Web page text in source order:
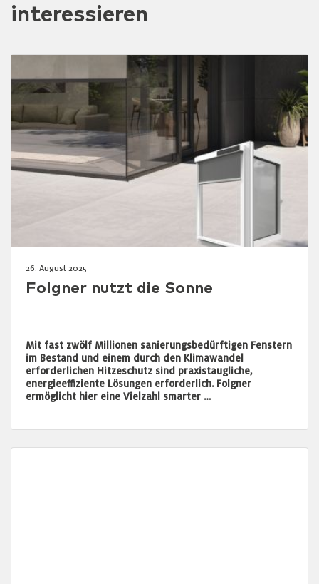
interessieren
26. August 2025
Folgner nutzt die Sonne
Mit fast zwölf Millionen sanierungsbedürftigen Fenstern
im Bestand und einem durch den Klimawandel
erforderlichen Hitzeschutz sind praxistaugliche,
energieeffiziente Lösungen erforderlich. Folgner
ermöglicht hier eine Vielzahl smarter …